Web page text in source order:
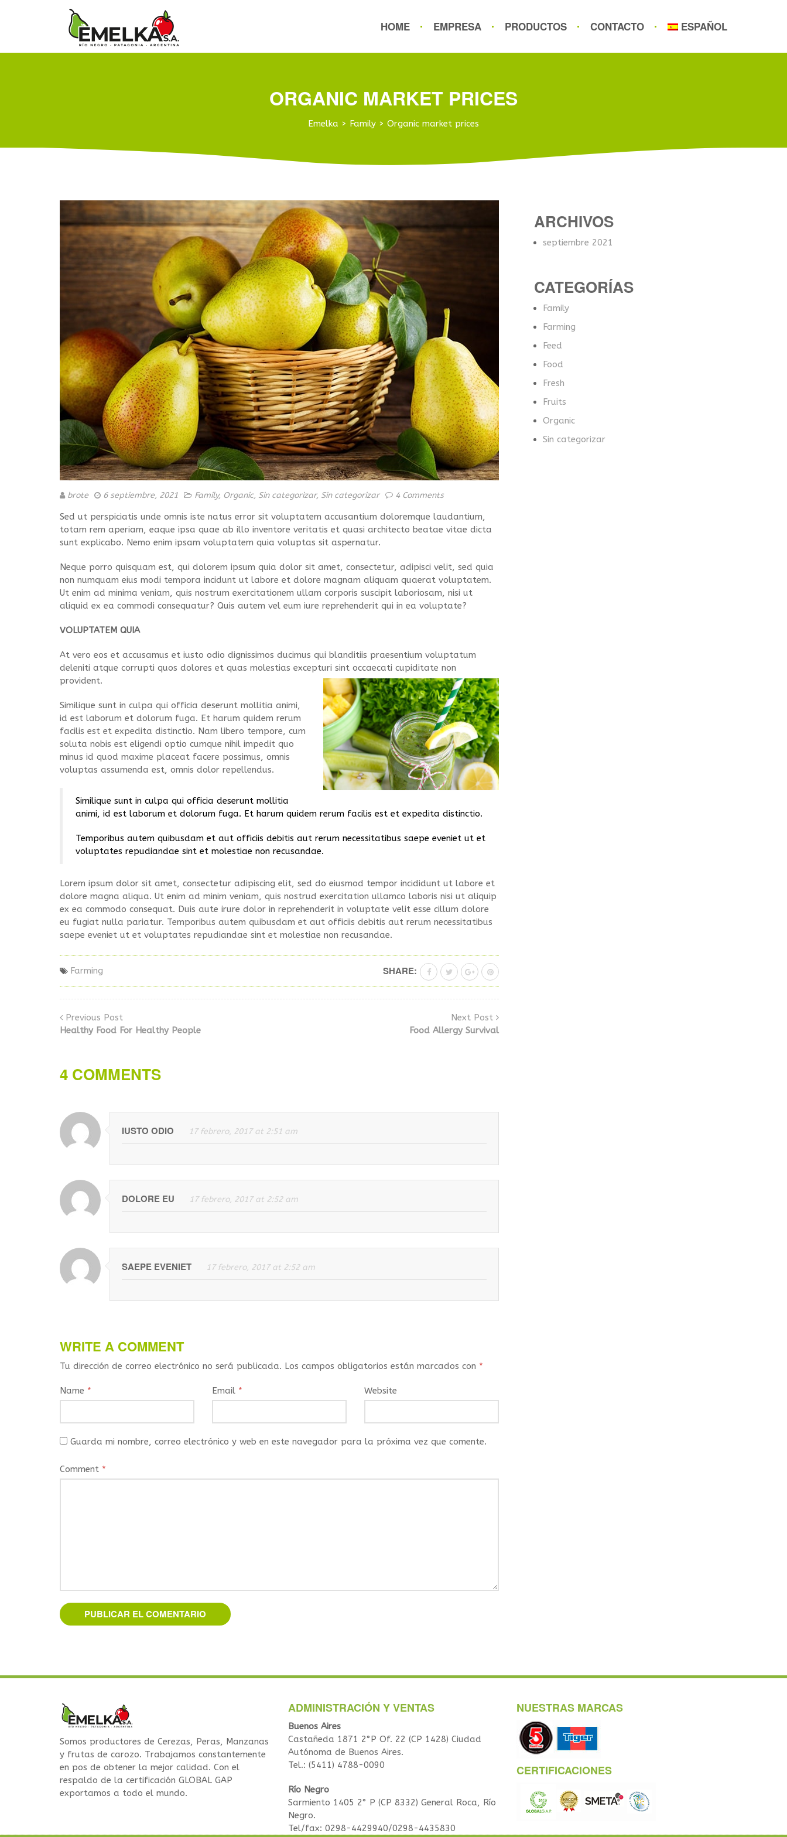
HOME EMPRESA PRODUCTOS CONTACTO ESPAÑOL
ORGANIC MARKET PRICES
Emelka > Family > Organic market prices
brote 6 septiembre, 2021 Family, Organic, Sin categorizar, Sin categorizar 4 Comments
Sed ut perspiciatis unde omnis iste natus error sit voluptatem accusantium doloremque laudantium,
totam rem aperiam, eaque ipsa quae ab illo inventore veritatis et quasi architecto beatae vitae dicta
sunt explicabo. Nemo enim ipsam voluptatem quia voluptas sit aspernatur.
Neque porro quisquam est, qui dolorem ipsum quia dolor sit amet, consectetur, adipisci velit, sed quia
non numquam eius modi tempora incidunt ut labore et dolore magnam aliquam quaerat voluptatem.
Ut enim ad minima veniam, quis nostrum exercitationem ullam corporis suscipit laboriosam, nisi ut
aliquid ex ea commodi consequatur? Quis autem vel eum iure reprehenderit qui in ea voluptate?
VOLUPTATEM QUIA
At vero eos et accusamus et iusto odio dignissimos ducimus qui blanditiis praesentium voluptatum
deleniti atque corrupti quos dolores et quas molestias excepturi sint occaecati cupiditate non
provident.
Similique sunt in culpa qui officia deserunt mollitia animi,
id est laborum et dolorum fuga. Et harum quidem rerum
facilis est et expedita distinctio. Nam libero tempore, cum
soluta nobis est eligendi optio cumque nihil impedit quo
minus id quod maxime placeat facere possimus, omnis
voluptas assumenda est, omnis dolor repellendus.
Similique sunt in culpa qui officia deserunt mollitia
animi, id est laborum et dolorum fuga. Et harum quidem rerum facilis est et expedita distinctio.
Temporibus autem quibusdam et aut officiis debitis aut rerum necessitatibus saepe eveniet ut et
voluptates repudiandae sint et molestiae non recusandae.
Lorem ipsum dolor sit amet, consectetur adipiscing elit, sed do eiusmod tempor incididunt ut labore et
dolore magna aliqua. Ut enim ad minim veniam, quis nostrud exercitation ullamco laboris nisi ut aliquip
ex ea commodo consequat. Duis aute irure dolor in reprehenderit in voluptate velit esse cillum dolore
eu fugiat nulla pariatur. Temporibus autem quibusdam et aut officiis debitis aut rerum necessitatibus
saepe eveniet ut et voluptates repudiandae sint et molestiae non recusandae.
Farming SHARE:
Previous Post
Healthy Food For Healthy People
Next Post
Food Allergy Survival
4 COMMENTS
IUSTO ODIO 17 febrero, 2017 at 2:51 am
DOLORE EU 17 febrero, 2017 at 2:52 am
SAEPE EVENIET 17 febrero, 2017 at 2:52 am
WRITE A COMMENT
Tu dirección de correo electrónico no será publicada. Los campos obligatorios están marcados con *
Name * Email * Website
Guarda mi nombre, correo electrónico y web en este navegador para la próxima vez que comente.
Comment *
ARCHIVOS
septiembre 2021
CATEGORÍAS
Family
Farming
Feed
Food
Fresh
Fruits
Organic
Sin categorizar
Somos productores de Cerezas, Peras, Manzanas
y frutas de carozo. Trabajamos constantemente
en pos de obtener la mejor calidad. Con el
respaldo de la certificación GLOBAL GAP
exportamos a todo el mundo.
ADMINISTRACIÓN Y VENTAS
Buenos Aires
Castañeda 1871 2°P Of. 22 (CP 1428) Ciudad
Autónoma de Buenos Aires.
Tel.: (5411) 4788-0090
Río Negro
Sarmiento 1405 2° P (CP 8332) General Roca, Río
Negro.
Tel/fax: 0298-4429940/0298-4435830
NUESTRAS MARCAS
CERTIFICACIONES